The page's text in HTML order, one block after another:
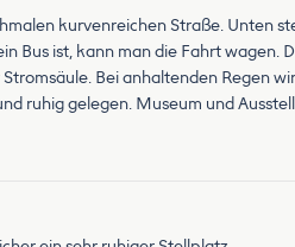
kurvenreichen Straße. Unten
Bus ist, kann man die Fahrt
Bei anhaltenden Regen
ruhig gelegen. Museum und